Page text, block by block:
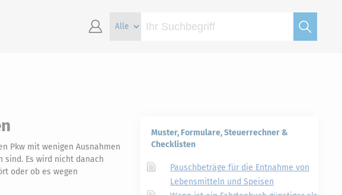
Pkw mit wenigen Ausnahmen
Es wird nicht danach
oder ob es wegen
Muster, Formulare, Steuerrechner &
Checklisten
Pauschbeträge für die Entnahme von
Lebensmitteln und Speisen